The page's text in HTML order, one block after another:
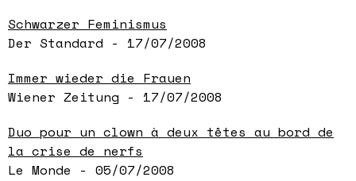
Schwarzer Feminismus
Der Standard - 17/07/2008
Immer wieder die Frauen
Wiener Zeitung - 17/07/2008
Duo pour un clown à deux têtes au bord de
la crise de nerfs
Le Monde - 05/07/2008